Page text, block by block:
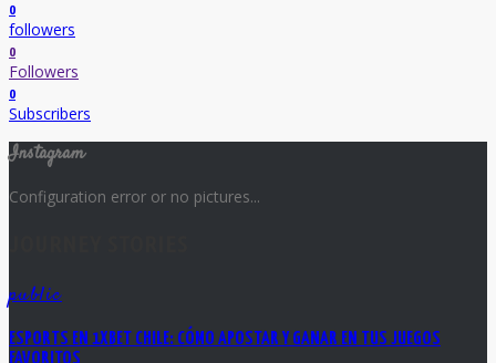
0
followers
0
Followers
0
Subscribers
Instagram
Configuration error or no pictures...
public
ESPORTS EN 1XBET CHILE: CÓMO APOSTAR Y GANAR EN TUS JUEGOS
FAVORITOS